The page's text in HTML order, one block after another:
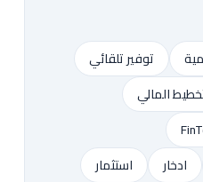
توفير تلقائي
المالي
ادخار استثمار